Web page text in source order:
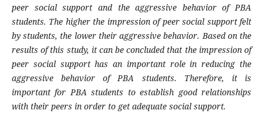
peer social support and the aggressive behavior of PBA
students. The higher the impression of peer social support felt
by students, the lower their aggressive behavior. Based on the
results of this study, it can be concluded that the impression of
peer social support has an important role in reducing the
aggressive behavior of PBA students. Therefore, it is
important for PBA students to establish good relationships
with their peers in order to get adequate social support.